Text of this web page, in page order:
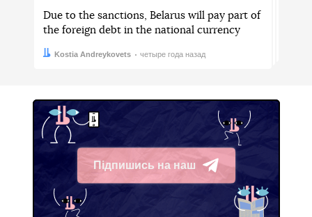
Due to the sanctions, Belarus will pay part of
the foreign debt in the national currency
Автор:Kostia Andreykovets
Дата: четыре года назад
Підпишись на наш
Telegram